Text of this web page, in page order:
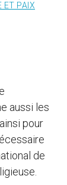
ET PAIX
aussi les
pour
de